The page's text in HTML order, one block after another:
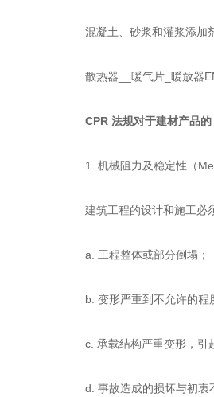
混凝土、砂浆和灌浆添加
散热器__暖气片_暖放器
CPR 法规对于建材产品的
1. 机械阻力及稳定性（
建筑工程的设计和施工必
a. 工程整体或部分倒塌；
b. 变形严重到不允许的程
c. 承载结构严重变形，引
d. 事故造成的损坏与初衷